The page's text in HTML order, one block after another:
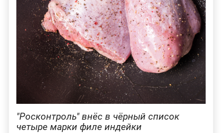
"Росконтроль" внёс в чёрный список
четыре марки филе индейки